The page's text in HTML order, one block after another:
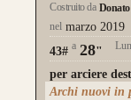
Costruito da
nel marzo 2019
43# a 28"
per arciere
Archi nuovi in